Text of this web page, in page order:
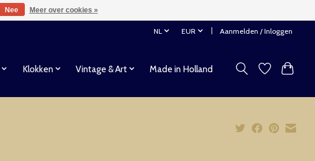
NL EUR Aanmelden / Inloggen
Klokken Vintage & Art Made in Holland
Nee Meer over cookies »